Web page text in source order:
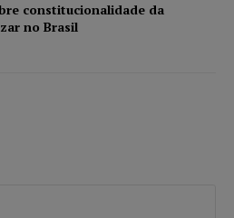
constitucionalidade da
no Brasil